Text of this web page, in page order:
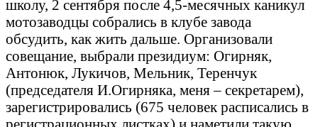
школу, 2 сентября после 4,5-месячных каникул
мотозаводцы собрались в клубе завода
обсудить, как жить дальше. Организовали
совещание, выбрали президиум: Огирняк,
Антонюк, Лукичов, Мельник, Теренчук
(председателя И.Огирняка, меня – секретарем),
зарегистрировались (675 человек расписались в